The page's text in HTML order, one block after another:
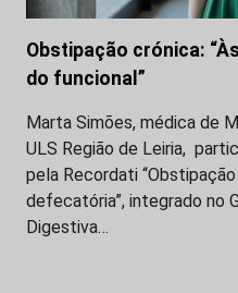
Obstipação crónica:
do funcional”
Marta Simões, médica de
ULS Região de Leiria,
pela Recordati
defecatória”, integrado no
Digestiva…